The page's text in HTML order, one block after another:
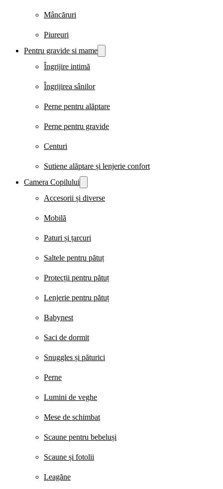
Mâncăruri
Piureuri
Pentru gravide si mame
Îngrijire intimă
Îngrijirea sânilor
Perne pentru alăptare
Perne pentru gravide
Centuri
Sutiene alăptare și lenjerie confort
Camera Copilului
Accesorii și diverse
Mobilă
Paturi și țarcuri
Saltele pentru pătuț
Protecții pentru pătuț
Lenjerie pentru pătuț
Babynest
Saci de dormit
Snuggles și păturici
Perne
Lumini de veghe
Mese de schimbat
Scaune pentru bebeluși
Scaune și fotolii
Leagăne